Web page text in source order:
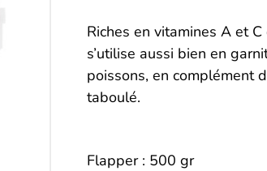
Description
Riches en vitamines A et
s’utilise aussi bien en
poissons, en complément
taboulé.
Flapper : 500 gr